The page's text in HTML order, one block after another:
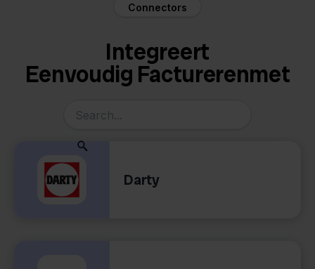
Connectors
Integreert
Eenvoudig Facturerenmet
Darty